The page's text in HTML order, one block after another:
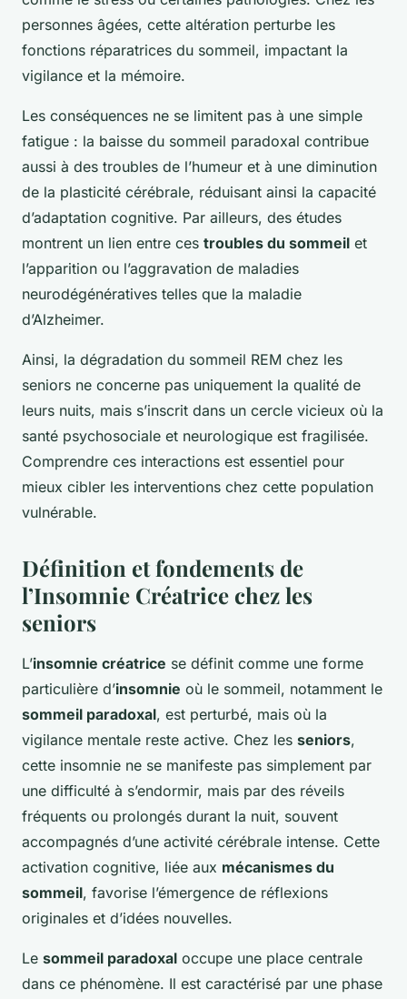
personnes âgées, cette altération perturbe les
fonctions réparatrices du sommeil, impactant la
vigilance et la mémoire.
Les conséquences ne se limitent pas à une simple
fatigue : la baisse du sommeil paradoxal contribue
aussi à des troubles de l’humeur et à une diminution
de la plasticité cérébrale, réduisant ainsi la capacité
d’adaptation cognitive. Par ailleurs, des études
montrent un lien entre ces troubles du sommeil et
l’apparition ou l’aggravation de maladies
neurodégénératives telles que la maladie
d’Alzheimer.
Ainsi, la dégradation du sommeil REM chez les
seniors ne concerne pas uniquement la qualité de
leurs nuits, mais s’inscrit dans un cercle vicieux où la
santé psychosociale et neurologique est fragilisée.
Comprendre ces interactions est essentiel pour
mieux cibler les interventions chez cette population
vulnérable.
Définition et fondements de
l’Insomnie Créatrice chez les
seniors
L’insomnie créatrice se définit comme une forme
particulière d’insomnie où le sommeil, notamment le
sommeil paradoxal, est perturbé, mais où la
vigilance mentale reste active. Chez les seniors,
cette insomnie ne se manifeste pas simplement par
une difficulté à s’endormir, mais par des réveils
fréquents ou prolongés durant la nuit, souvent
accompagnés d’une activité cérébrale intense. Cette
activation cognitive, liée aux mécanismes du
sommeil, favorise l’émergence de réflexions
originales et d’idées nouvelles.
Le sommeil paradoxal occupe une place centrale
dans ce phénomène. Il est caractérisé par une phase